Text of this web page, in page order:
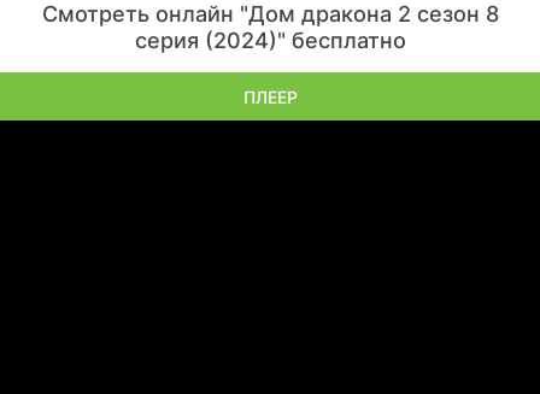
Смотреть онлайн "Дом дракона 2 сезон 8
серия (2024)" бесплатно
ПЛЕЕР